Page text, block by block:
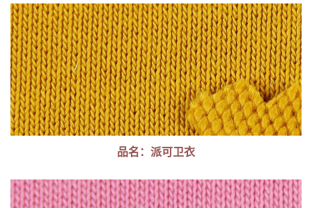
品名：派可卫衣